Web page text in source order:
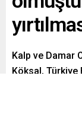
Kalp ve Damar
Köksal, Türkiye